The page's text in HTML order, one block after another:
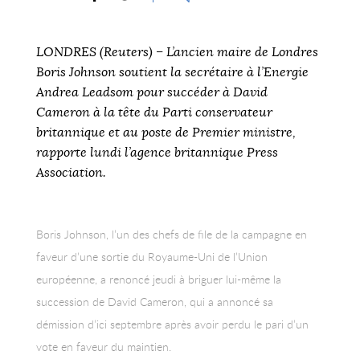
LONDRES (Reuters) – L’ancien maire de Londres
Boris Johnson soutient la secrétaire à l’Energie
Andrea Leadsom pour succéder à David
Cameron à la tête du Parti conservateur
britannique et au poste de Premier ministre,
rapporte lundi l’agence britannique Press
Association.
Boris Johnson, l’un des chefs de file de la campagne en
faveur d’une sortie du Royaume-Uni de l’Union
européenne, a renoncé jeudi à briguer lui-même la
succession de David Cameron, qui a annoncé sa
démission d’ici septembre après avoir perdu le pari d’un
vote en faveur du maintien.